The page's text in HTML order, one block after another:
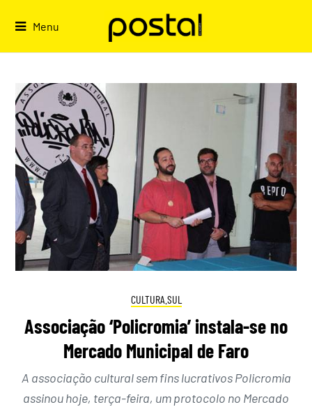
Menu
CULTURA.SUL
Associação ‘Policromia’ instala-se no
Mercado Municipal de Faro
A associação cultural sem fins lucrativos Policromia
assinou hoje, terça-feira, um protocolo no Mercado